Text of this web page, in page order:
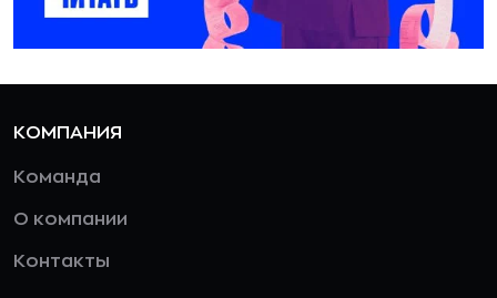
КОМПАНИЯ
Команда
О компании
Контакты